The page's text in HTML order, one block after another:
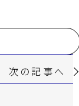
次の記事へ